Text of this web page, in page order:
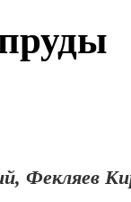
Фекляев